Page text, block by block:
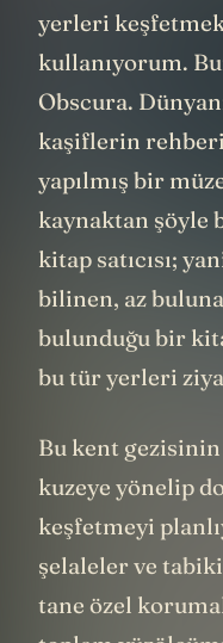
yerleri
kullanıyorum.
Obscura.
kaşiflerin
yapılmış bir
kaynaktan şöyle
kitap satıcısı;
bilinen, az
bulunduğu bir
bu tür yerleri
Bu kent
kuzeye yönelip
keşfetmeyi
şelaleler ve
tane özel